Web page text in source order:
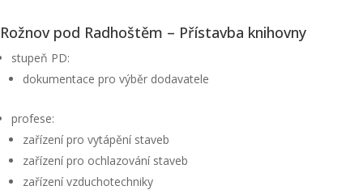
Rožnov pod Radhoštěm – Přístavba knihovny
stupeň PD:
dokumentace pro výběr dodavatele
profese:
zařízení pro vytápění staveb
zařízení pro ochlazování staveb
zařízení vzduchotechniky